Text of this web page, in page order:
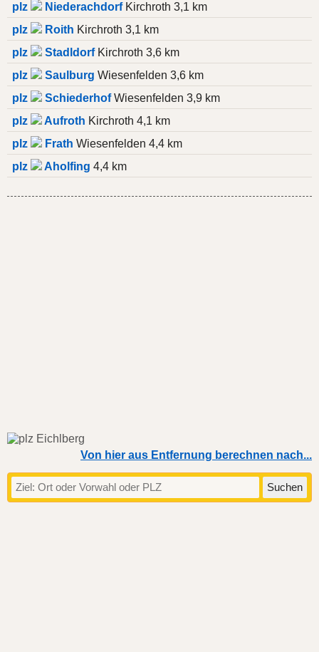
plz
NiederachdorfKirchroth 3,1 km
plz
Roith Kirchroth 3,1 km
plz
StadldorfKirchroth 3,6 km
plz
Saulburg Wiesenfelden 3,6 km
plz
SchiederhofWiesenfelden 3,9 km
plz
Aufroth Kirchroth 4,1 km
plz
Frath Wiesenfelden 4,4 km
plz
Aholfing 4,4 km
Von hier aus Entfernung berechnen nach...